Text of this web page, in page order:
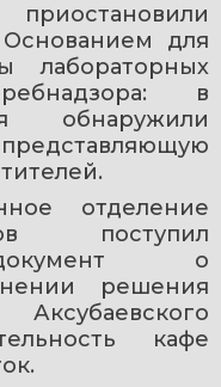
для
лабораторных
в
обнаружили
отделение
поступил
о
решения
кафе